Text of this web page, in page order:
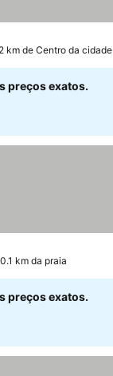
km de Centro da cidade
preços exatos.
km da praia
preços exatos.